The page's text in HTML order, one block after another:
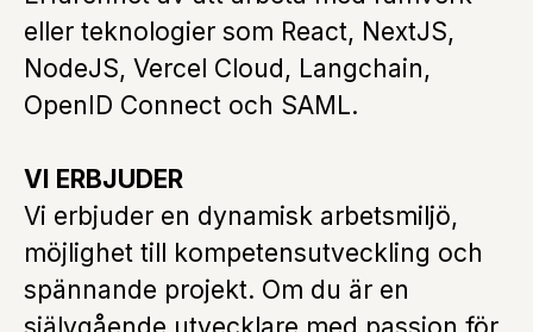
eller teknologier som React, NextJS,
NodeJS, Vercel Cloud, Langchain,
OpenID Connect och SAML.
VI ERBJUDER
Vi erbjuder en dynamisk arbetsmiljö,
möjlighet till kompetensutveckling och
spännande projekt. Om du är en